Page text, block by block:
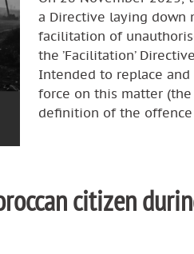
a Directive laying down
facilitation of
the ’Facilitation’
Intended to replace
force on this matter (the
definition of the
citizen